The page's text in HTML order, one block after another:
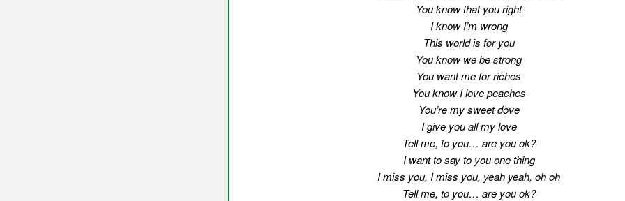
You know that you right
I know I’m wrong
This world is for you
You know we be strong
You want me for riches
You know I love peaches
You’re my sweet dove
I give you all my love
Tell me, to you… are you ok?
I want to say to you one thing
I miss you, I miss you, yeah yeah, oh oh
Tell me, to you… are you ok?